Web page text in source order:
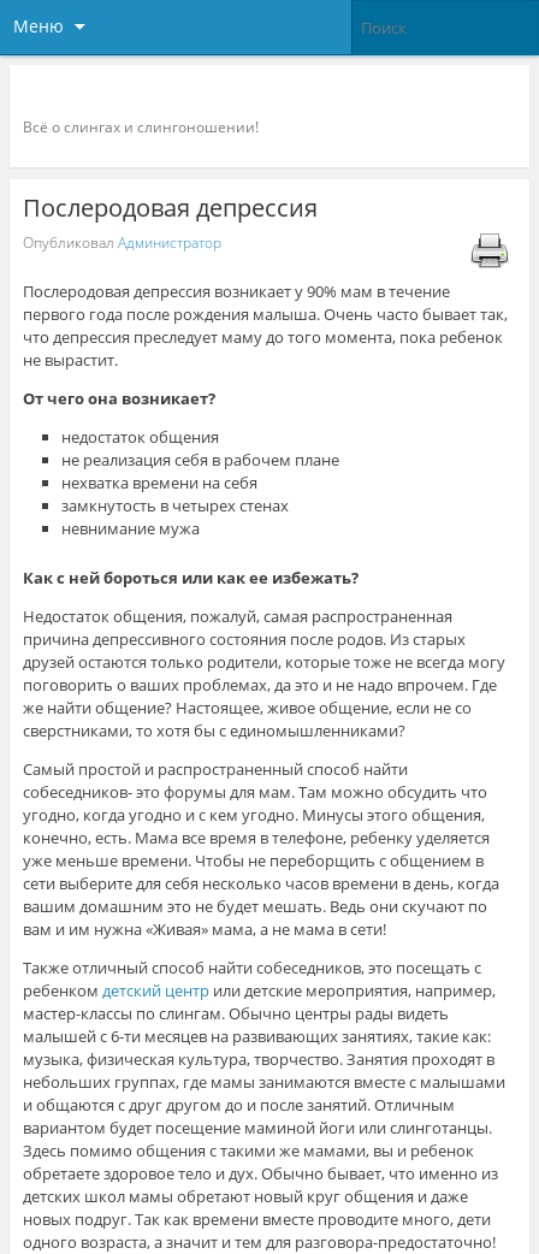
Меню
Всё о слингах и слингоношении!
Послеродовая депрессия
Опубликовал Администратор
Послеродовая депрессия возникает у 90% мам в течение
первого года после рождения малыша. Очень часто бывает так,
что депрессия преследует маму до того момента, пока ребенок
не вырастит.
От чего она возникает?
недостаток общения
не реализация себя в рабочем плане
нехватка времени на себя
замкнутость в четырех стенах
невнимание мужа
Как с ней бороться или как ее избежать?
Недостаток общения, пожалуй, самая распространенная
причина депрессивного состояния после родов. Из старых
друзей остаются только родители, которые тоже не всегда могу
поговорить о ваших проблемах, да это и не надо впрочем. Где
же найти общение? Настоящее, живое общение, если не со
сверстниками, то хотя бы с единомышленниками?
Самый простой и распространенный способ найти
собеседников- это форумы для мам. Там можно обсудить что
угодно, когда угодно и с кем угодно. Минусы этого общения,
конечно, есть. Мама все время в телефоне, ребенку уделяется
уже меньше времени. Чтобы не переборщить с общением в
сети выберите для себя несколько часов времени в день, когда
вашим домашним это не будет мешать. Ведь они скучают по
вам и им нужна «Живая» мама, а не мама в сети!
Также отличный способ найти собеседников, это посещать с
ребенком детский центрили детские мероприятия, например,
мастер-классы по слингам. Обычно центры рады видеть
малышей с 6-ти месяцев на развивающих занятиях, такие как:
музыка, физическая культура, творчество. Занятия проходят в
небольших группах, где мамы занимаются вместе с малышами
и общаются с друг другом до и после занятий. Отличным
вариантом будет посещение маминой йоги или слинготанцы.
Здесь помимо общения с такими же мамами, вы и ребенок
обретаете здоровое тело и дух. Обычно бывает, что именно из
детских школ мамы обретают новый круг общения и даже
новых подруг. Так как времени вместе проводите много, дети
одного возраста, а значит и тем для разговора-предостаточно!